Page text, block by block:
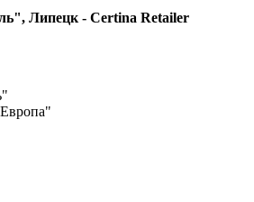
Липецк - Certina Retailer